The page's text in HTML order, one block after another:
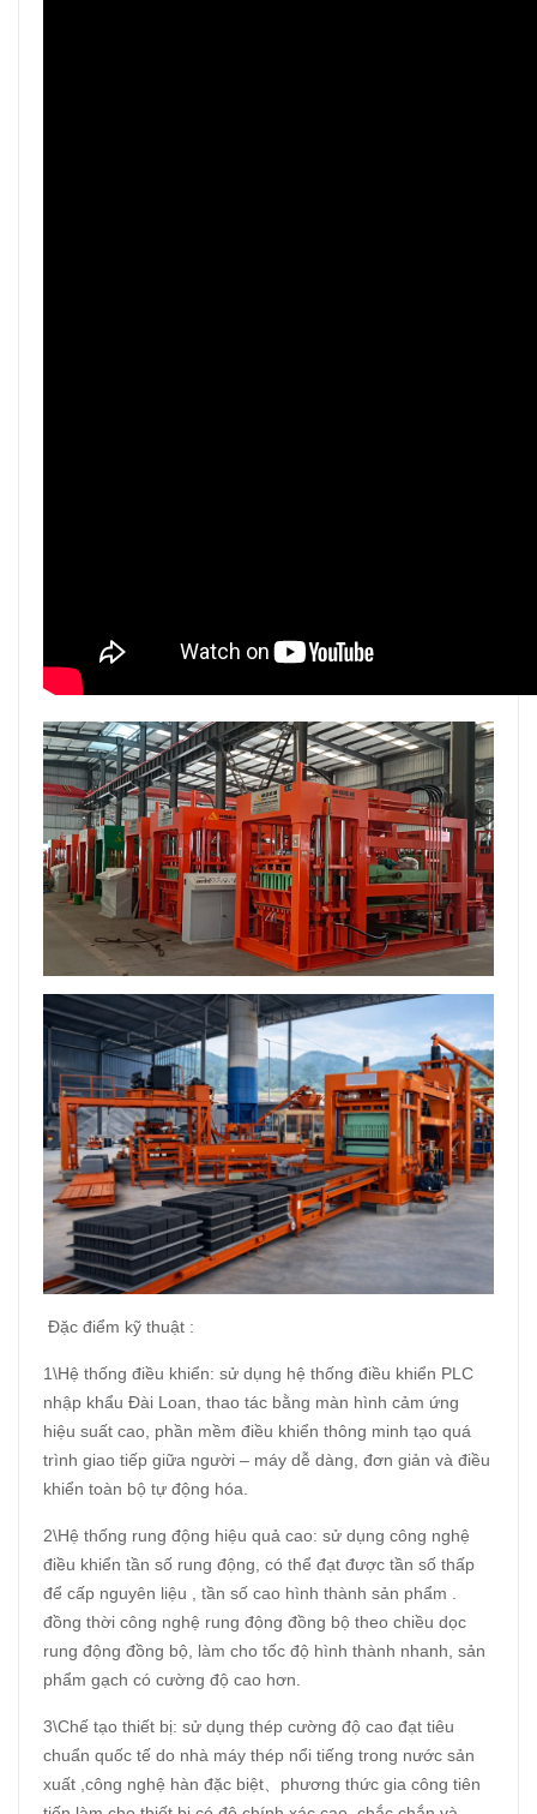
Đặc điểm kỹ thuật :
1\Hệ thống điều khiển: sử dụng hệ thống điều khiển PLC
nhập khẩu Đài Loan, thao tác bằng màn hình cảm ứng
hiệu suất cao, phần mềm điều khiển thông minh tạo quá
trình giao tiếp giữa người – máy dễ dàng, đơn giản và điều
khiển toàn bộ tự động hóa.
2\Hệ thống rung động hiệu quả cao: sử dụng công nghệ
điều khiển tần số rung động, có thể đạt được tần số thấp
để cấp nguyên liệu , tần số cao hình thành sản phẩm .
đồng thời công nghệ rung động đồng bộ theo chiều dọc
rung động đồng bộ, làm cho tốc độ hình thành nhanh, sản
phẩm gạch có cường độ cao hơn.
3\Chế tạo thiết bị: sử dụng thép cường độ cao đạt tiêu
chuẩn quốc tế do nhà máy thép nổi tiếng trong nước sản
xuất ,công nghệ hàn đặc biệt、phương thức gia công tiên